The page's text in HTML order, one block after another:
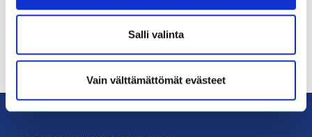
Salli valinta
Vain välttämättömät evästeet